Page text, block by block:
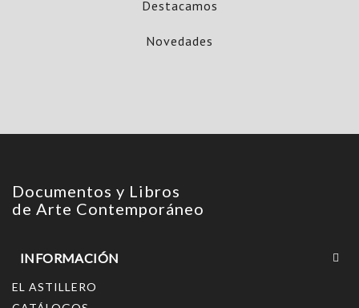
Destacamos
Novedades
Documentos y Libros
de Arte Contemporáneo
INFORMACIÓN
EL ASTILLERO